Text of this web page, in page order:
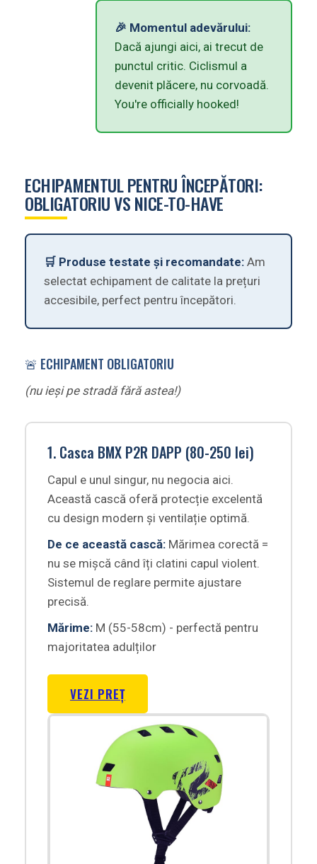
🎉 Momentul adevărului:
Dacă ajungi aici, ai trecut de
punctul critic. Ciclismul a
devenit plăcere, nu corvoadă.
You're officially hooked!
ECHIPAMENTUL PENTRU ÎNCEPĂTORI:
OBLIGATORIU VS NICE-TO-HAVE
🛒 Produse testate și recomandate: Am
selectat echipament de calitate la prețuri
accesibile, perfect pentru începători.
🚨 ECHIPAMENT OBLIGATORIU
(nu ieși pe stradă fără astea!)
1. Casca BMX P2R DAPP (80-250 lei)
Capul e unul singur, nu negocia aici.
Această cască oferă protecție excelentă
cu design modern și ventilație optimă.
De ce această cască: Mărimea corectă =
nu se mișcă când îți clatini capul violent.
Sistemul de reglare permite ajustare
precisă.
Mărime: M (55-58cm) - perfectă pentru
majoritatea adulților
VEZI PREȚ